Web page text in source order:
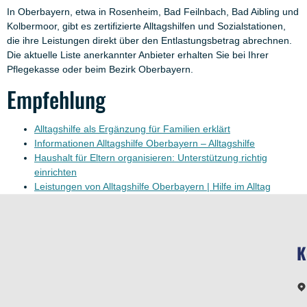
In Oberbayern, etwa in Rosenheim, Bad Feilnbach, Bad Aibling und
Kolbermoor, gibt es zertifizierte Alltagshilfen und Sozialstationen,
die ihre Leistungen direkt über den Entlastungsbetrag abrechnen.
Die aktuelle Liste anerkannter Anbieter erhalten Sie bei Ihrer
Pflegekasse oder beim Bezirk Oberbayern.
Empfehlung
Alltagshilfe als Ergänzung für Familien erklärt
Informationen Alltagshilfe Oberbayern – Alltagshilfe
Haushalt für Eltern organisieren: Unterstützung richtig
einrichten
Leistungen von Alltagshilfe Oberbayern | Hilfe im Alltag